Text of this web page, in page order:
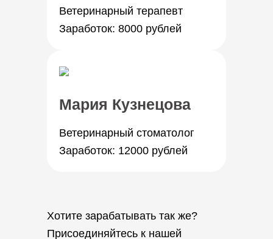
Ветеринарный терапевт
Заработок: 8000 рублей
Мария Кузнецова
Ветеринарный стоматолог
Заработок: 12000 рублей
Хотите зарабатывать так же?
Присоединяйтесь к нашей